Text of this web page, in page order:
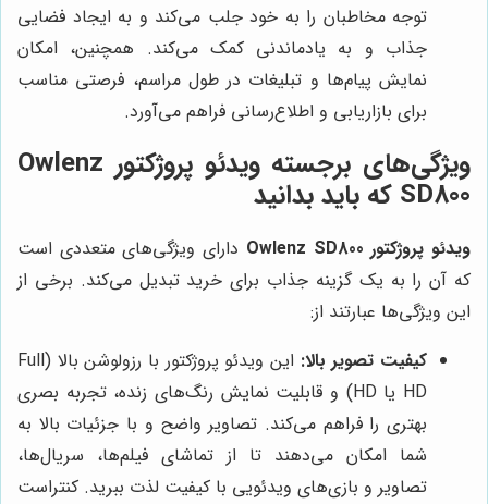
توجه مخاطبان را به خود جلب می‌کند و به ایجاد فضایی
جذاب و به یادماندنی کمک می‌کند. همچنین، امکان
نمایش پیام‌ها و تبلیغات در طول مراسم، فرصتی مناسب
برای بازاریابی و اطلاع‌رسانی فراهم می‌آورد.
ویژگی‌های برجسته ویدئو پروژکتور Owlenz
SD800 که باید بدانید
ویدئو پروژکتور Owlenz SD800
دارای ویژگی‌های متعددی است
که آن را به یک گزینه جذاب برای خرید تبدیل می‌کند. برخی از
این ویژگی‌ها عبارتند از:
کیفیت تصویر بالا:
این ویدئو پروژکتور با رزولوشن بالا (Full
HD یا HD) و قابلیت نمایش رنگ‌های زنده، تجربه بصری
بهتری را فراهم می‌کند. تصاویر واضح و با جزئیات بالا به
شما امکان می‌دهند تا از تماشای فیلم‌ها، سریال‌ها،
تصاویر و بازی‌های ویدئویی با کیفیت لذت ببرید. کنتراست